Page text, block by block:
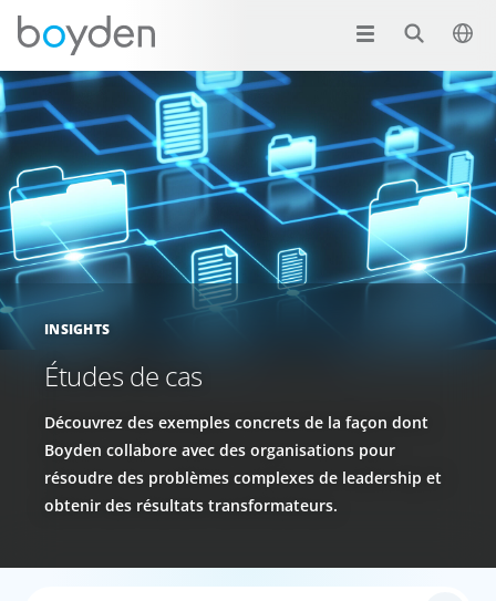
INSIGHTS
Études de cas
Découvrez des exemples concrets de la façon dont
Boyden collabore avec des organisations pour
résoudre des problèmes complexes de leadership et
obtenir des résultats transformateurs.